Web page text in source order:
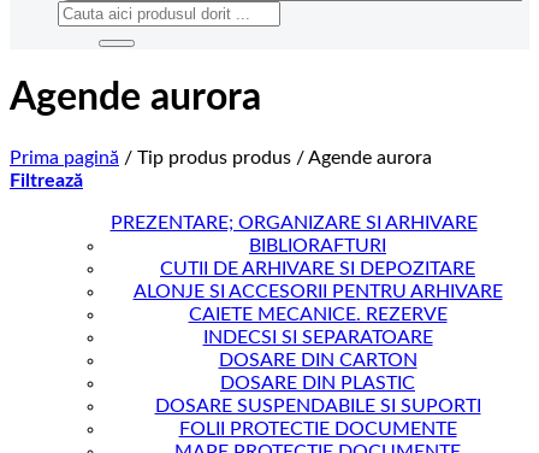
Caută
Agende aurora
Prima pagină / Tip produs produs /Agende aurora
Filtrează
PREZENTARE; ORGANIZARE SI ARHIVARE
BIBLIORAFTURI
CUTII DE ARHIVARE SI DEPOZITARE
ALONJE SI ACCESORII PENTRU ARHIVARE
CAIETE MECANICE. REZERVE
INDECSI SI SEPARATOARE
DOSARE DIN CARTON
DOSARE DIN PLASTIC
DOSARE SUSPENDABILE SI SUPORTI
FOLII PROTECTIE DOCUMENTE